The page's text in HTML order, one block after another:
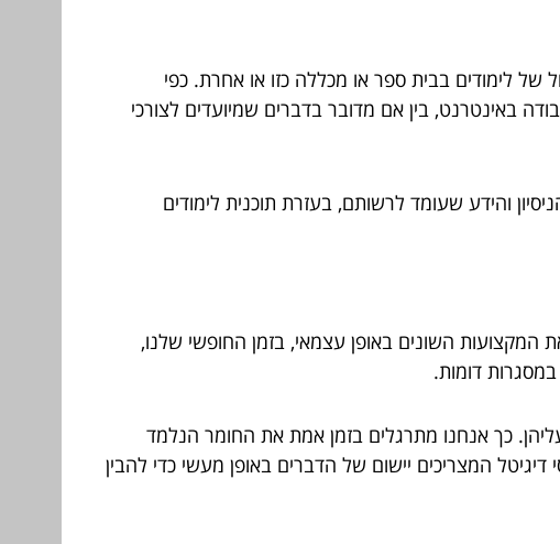
לימודים בבית ספר או מכללה כזו או אחרת. כפי
באינטרנט, בין אם מדובר בדברים שמיועדים לצורכי
והידע שעומד לרשותם, בעזרת תוכנית לימודים
המקצועות השונים באופן עצמאי, בזמן החופשי שלנו,
דומות.
כך אנחנו מתרגלים בזמן אמת את החומר הנלמד
המצריכים יישום של הדברים באופן מעשי כדי להבין